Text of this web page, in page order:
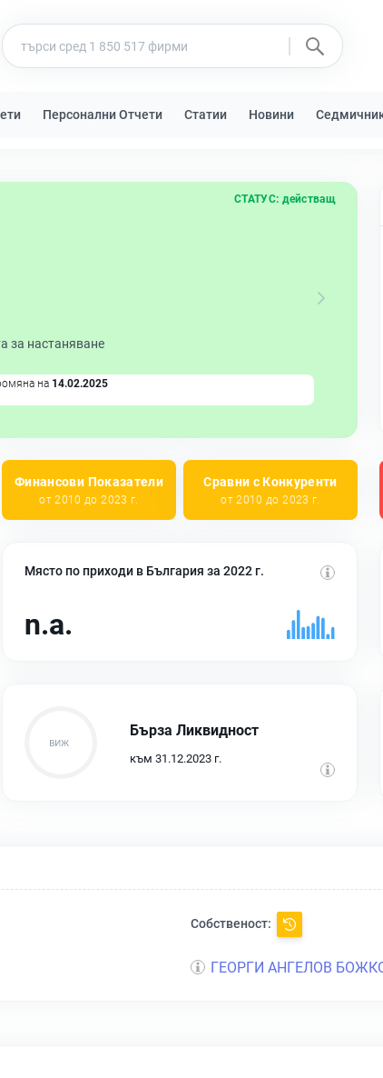
Персонални Отчети Статии Новини
СТАТУС: действащ
за настаняване
на 14.02.2025
Финансови Показатели
от 2010 до 2023 г.
Сравни с Конкуренти
от 2010 до 2023 г.
Място по приходи в България за 2022 г.
n.a.
Бърза Ликвидност
към 31.12.2023 г.
Собственост:
ГЕОРГИ АНГЕЛОВ